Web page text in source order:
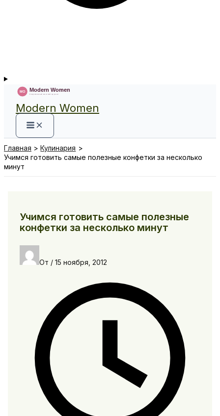
Modern Women
Главная
Кулинария
Учимся готовить самые полезные конфетки за несколько
минут
Учимся готовить самые полезные
конфетки за несколько минут
От / 15 ноября, 2012